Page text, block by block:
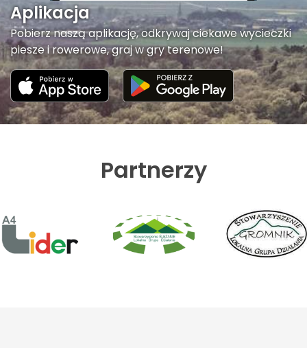
Aplikacja
Pobierz naszą aplikację, odkrywaj ciekawe wycieczki
piesze i rowerowe, graj w gry terenowe!
Partnerzy